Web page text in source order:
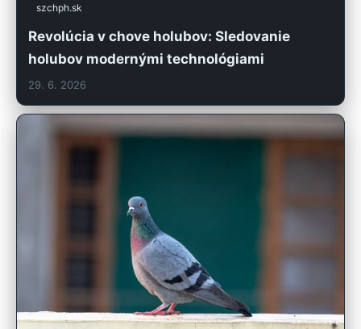
szchph.sk
Revolúcia v chove holubov: Sledovanie
holubov modernými technológiami
29. 6. 2026